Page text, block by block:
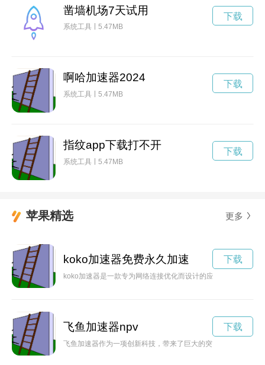
凿墙机场7天试用
系统工具 5.47MB
下载
啊哈加速器2024
系统工具 5.47MB
下载
指纹app下载打不开
系统工具 5.47MB
下载
苹果精选 更多
koko加速器免费永久加速
koko加速器是一款专为网络连接优化而设计的应用程序，能够
下载
飞鱼加速器npv
飞鱼加速器作为一项创新科技，带来了巨大的突破和改变。它
下载